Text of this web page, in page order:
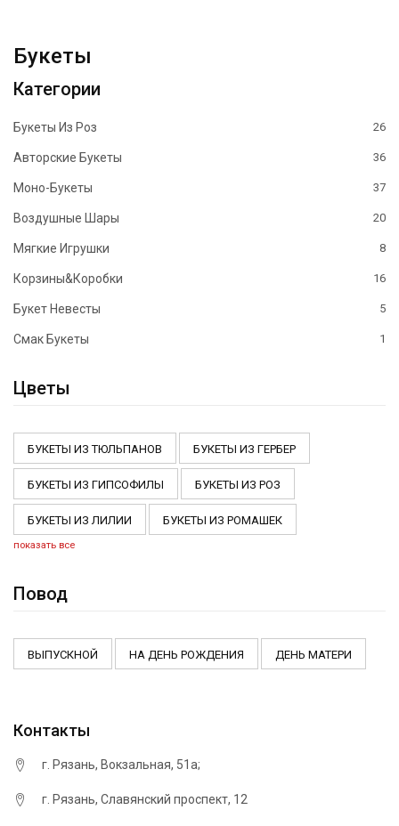
Букеты
Категории
Букеты Из Роз 26
Авторские Букеты 36
Моно-Букеты 37
Воздушные Шары 20
Мягкие Игрушки 8
Корзины&Коробки 16
Букет Невесты 5
Смак Букеты 1
Цветы
БУКЕТЫ ИЗ ТЮЛЬПАНОВ БУКЕТЫ ИЗ ГЕРБЕР
БУКЕТЫ ИЗ ГИПСОФИЛЫ БУКЕТЫ ИЗ РОЗ
БУКЕТЫ ИЗ ЛИЛИИ БУКЕТЫ ИЗ РОМАШЕК
показать все
Повод
ВЫПУСКНОЙ НА ДЕНЬ РОЖДЕНИЯ ДЕНЬ МАТЕРИ
Контакты
г. Рязань, ​Вокзальная, 51а;
г. Рязань, Cлавянский проспект, 12